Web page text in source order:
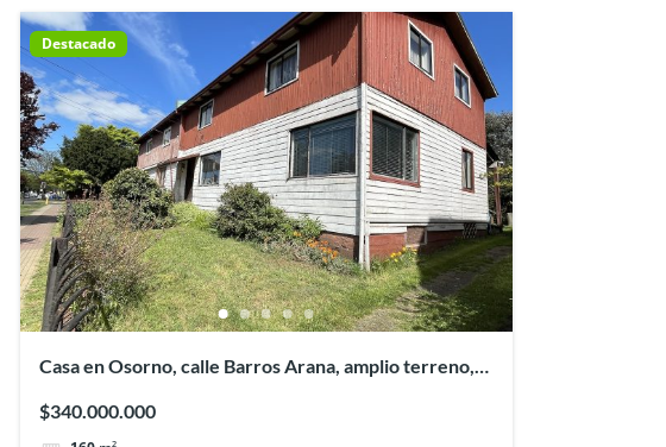
Destacado
Casa en Osorno, calle Barros Arana, amplio terreno,
$340.000.000